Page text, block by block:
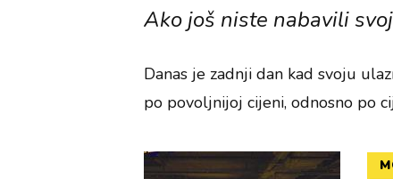
Ako još niste nabavili
Danas je zadnji dan kad svoju
po povoljnijoj cijeni, odnosno po